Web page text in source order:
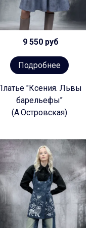
9 550 руб
Подробнее
"Ксения. Львы
барельефы"
(А.Островская)